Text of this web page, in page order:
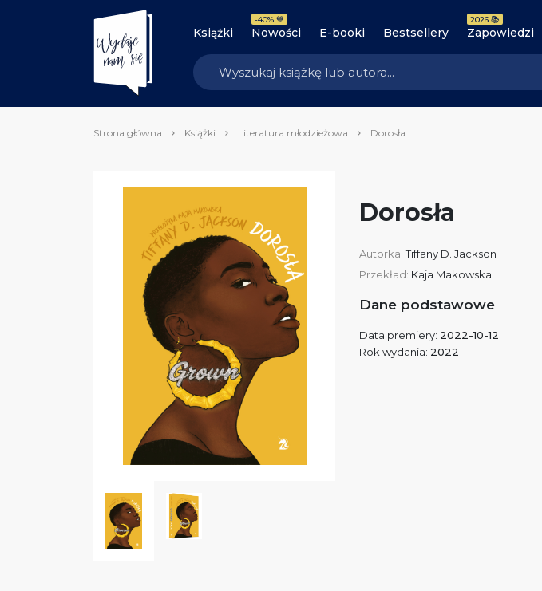
Książki Nowości
-40% 💙
E-booki Bestsellery Zapowiedzi
2026 📚
Strona główna Książki Literatura młodzieżowa Dorosła
Dorosła
Autorka:Tiffany D. Jackson
Przekład: Kaja Makowska
Dane podstawowe
Data premiery: 2022-10-12
Rok wydania: 2022